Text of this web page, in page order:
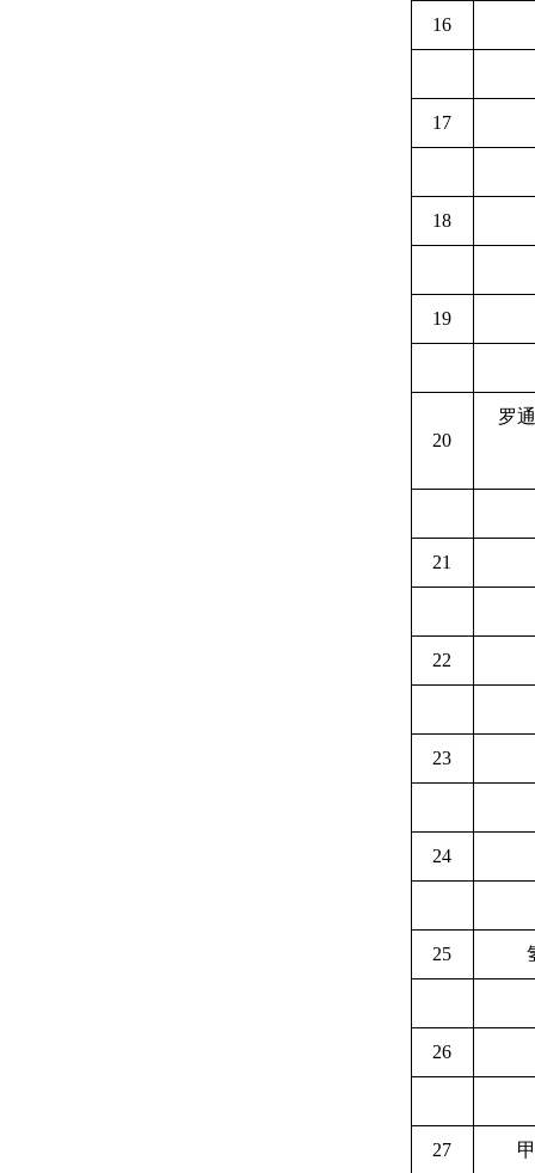
16
17
18
19
20
罗
21
22
23
24
25
26
27